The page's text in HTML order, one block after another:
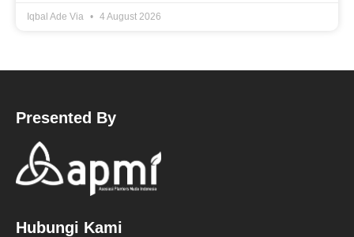
Iqbal Ade Via 4 August 2026
Presented By
Hubungi Kami